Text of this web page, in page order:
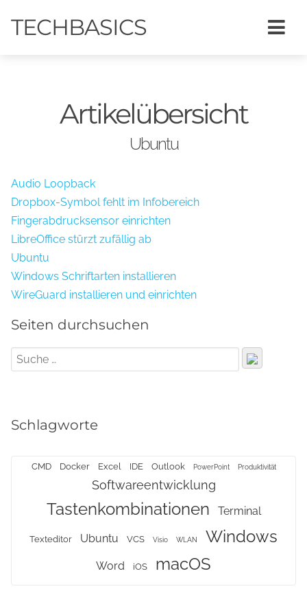
TECHBASICS
Artikelübersicht
Ubuntu
Audio Loopback
Dropbox-Symbol fehlt im Infobereich
Fingerabdrucksensor einrichten
LibreOffice stürzt zufällig ab
Ubuntu
Windows Schriftarten installieren
WireGuard installieren und einrichten
Seiten durchsuchen
Schlagworte
CMD Docker Excel IDE Outlook PowerPoint Produktivität
Softwareentwicklung
Tastenkombinationen Terminal
Texteditor Ubuntu VCS Visio WLAN Windows
Word iOS macOS